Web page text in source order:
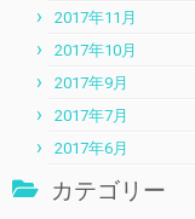
2017年11月
2017年10月
2017年9月
2017年7月
2017年6月
カテゴリー